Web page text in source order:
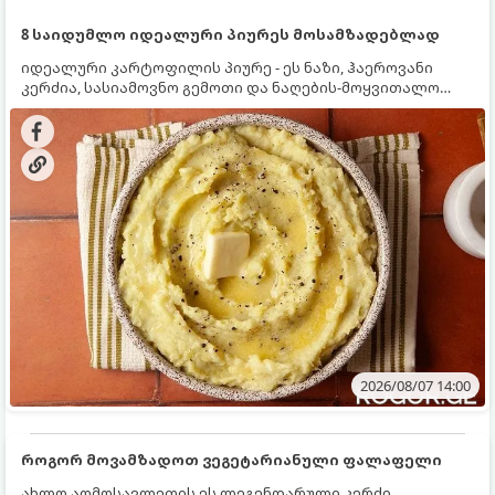
8 საიდუმლო იდეალური პიურეს მოსამზადებლად
იდეალური კარტოფილის პიურე - ეს ნაზი, ჰაეროვანი
კერძია, სასიამოვნო გემოთი და ნაღების-მოყვითალო
ფერით. მისი მომზადება ძალიან მარტივია, მაგრამ
არსებობს რამდენიმე საიდუმლო, რომლებიც უნდა
იცოდეთ, რომ პიურე იდეალურად გემრიელი გამოვიდეს.
2026/08/07 14:00
როგორ მოვამზადოთ ვეგეტარიანული ფალაფელი